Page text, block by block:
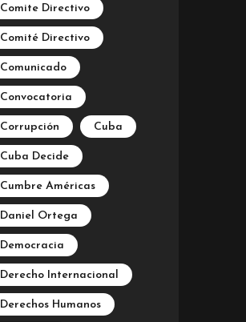
Comite Directivo
Comité Directivo
Comunicado
Convocatoria
Corrupción Cuba
Cuba Decide
Cumbre Américas
Daniel Ortega
Democracia
Derecho Internacional
Derechos Humanos